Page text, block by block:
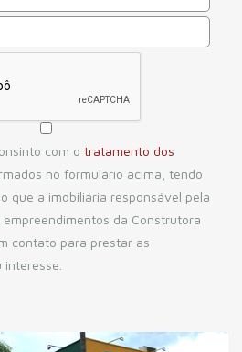
com o tratamento dos
no formulário acima, tendo
que a imobiliária responsável pela
da Construtora
contato para prestar as